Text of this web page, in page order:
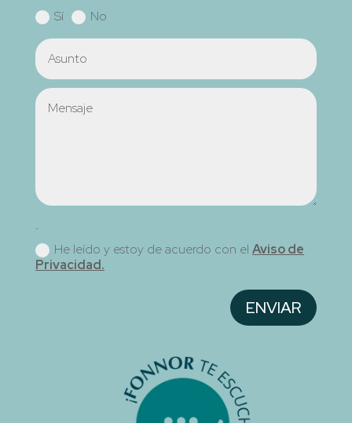
Sí
No
.
He leído y estoy de acuerdo con elAviso de
Privacidad.
ENVIAR